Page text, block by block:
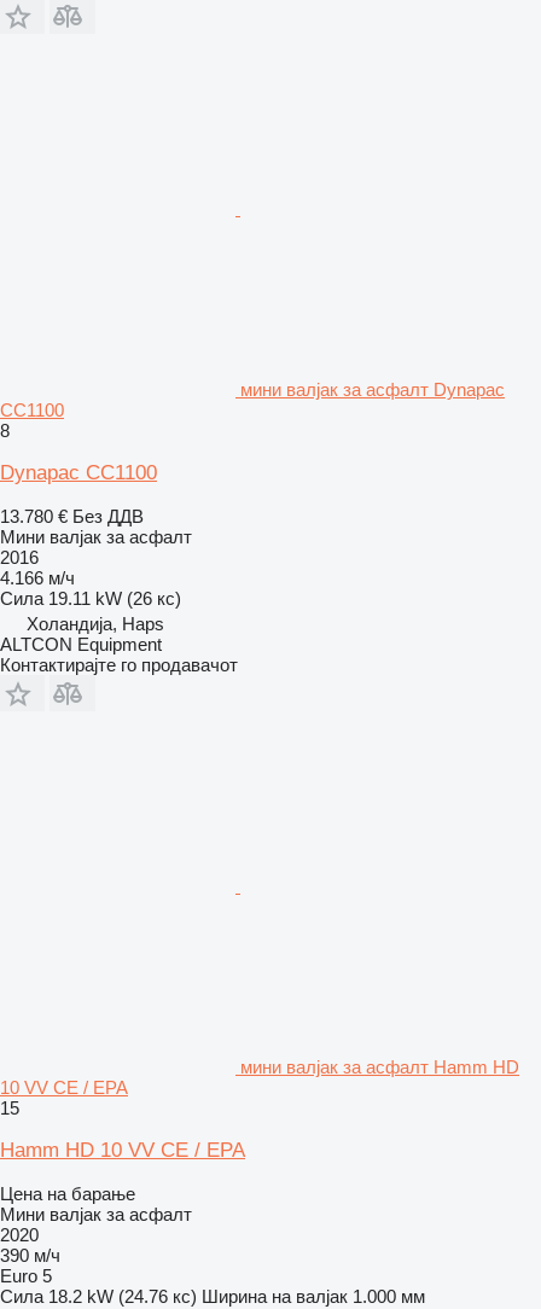
мини валјак за асфалт Dynapac
CC1100
8
Dynapac CC1100
13.780 € Без ДДВ
Мини валјак за асфалт
2016
4.166 м/ч
Сила 19.11 kW (26 кс)
Холандија, Haps
ALTCON Equipment
Контактирајте го продавачот
мини валјак за асфалт Hamm HD
10 VV CE / EPA
15
Hamm HD 10 VV CE / EPA
Цена на барање
Мини валјак за асфалт
2020
390 м/ч
Euro 5
Сила 18.2 kW (24.76 кс) Ширина на валјак 1.000 мм